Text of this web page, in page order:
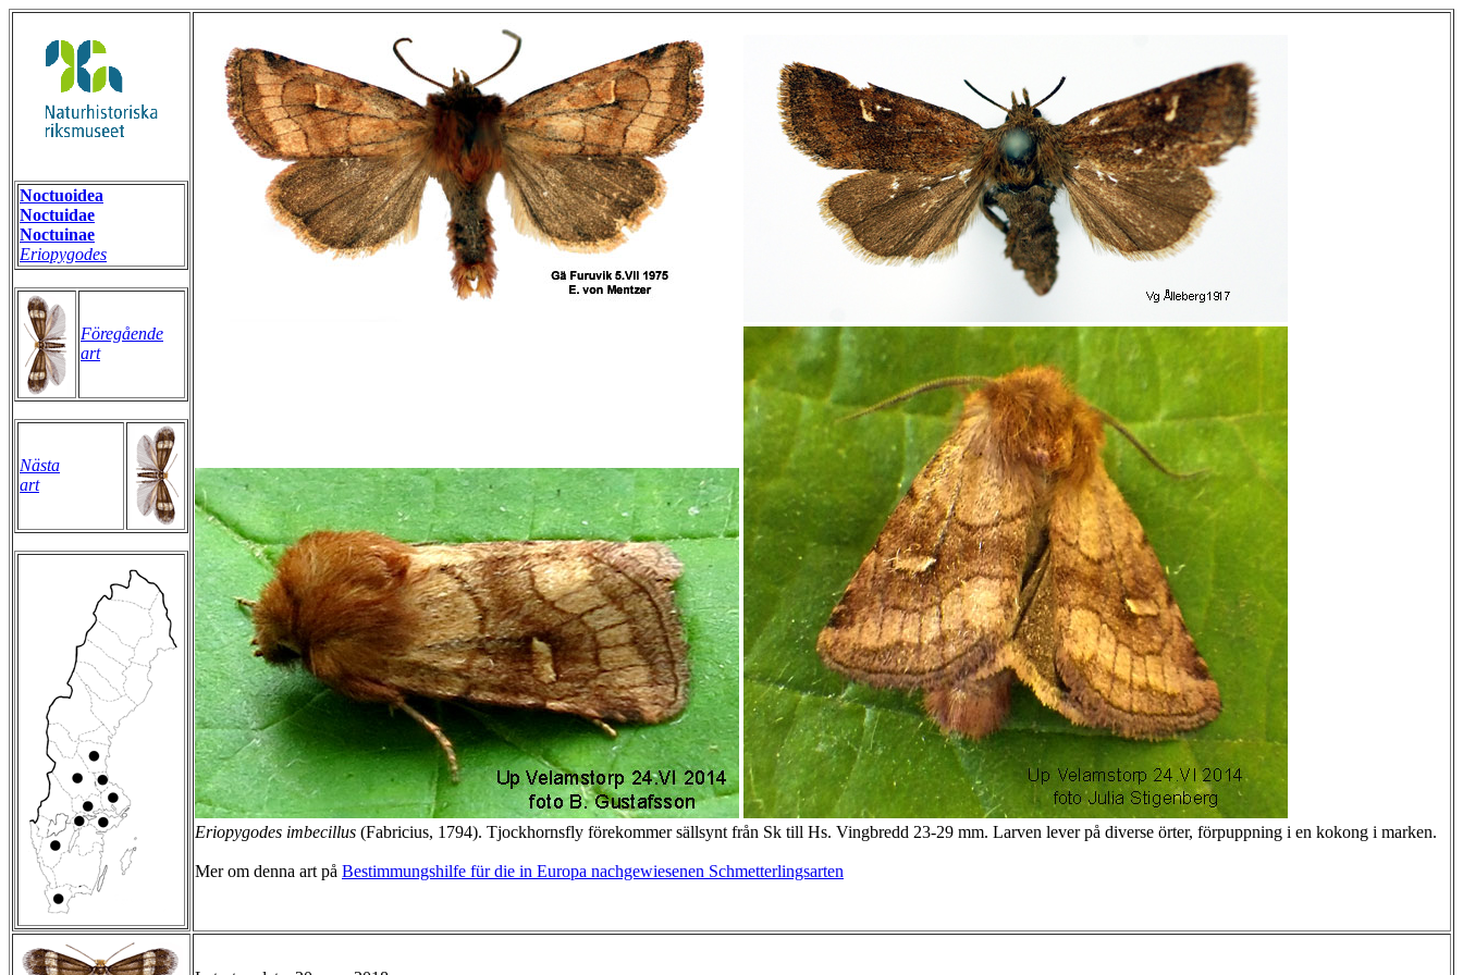
Noctuoidea
Noctuidae
Noctuinae
Eriopygodes
Föregående
art
Nästa
art
Eriopygodes imbecillus (Fabricius, 1794). Tjockhornsfly förekommer sällsynt från Sk till Hs. Vingbredd 23-29 mm. Larven lever på diverse örter, förpuppning i en kokong i marken.
Mer om denna art på Bestimmungshilfe für die in Europa nachgewiesenen Schmetterlingsarten